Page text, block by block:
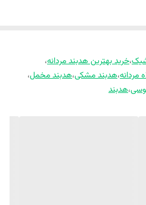
،خرید بهترین هدبند مردانه،
مردانه،هدبند مشکی،هدبند مخمل،
،هدبند